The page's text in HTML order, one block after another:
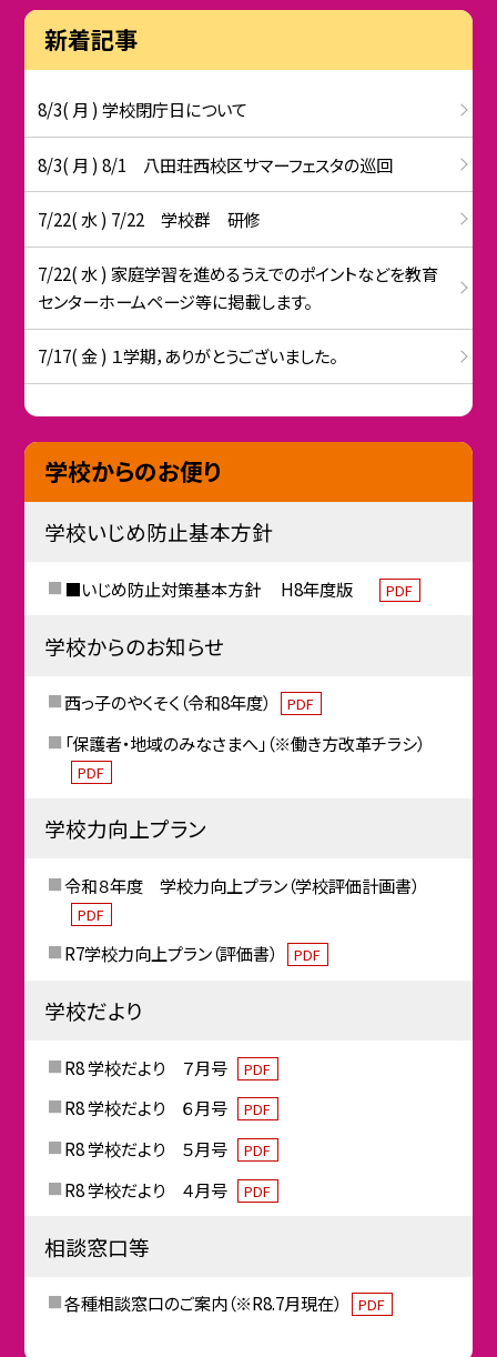
新着記事
8/3( 月 ) 学校閉庁日について
8/3( 月 ) 8/1 八田荘西校区サマーフェスタの巡回
7/22( 水 ) 7/22 学校群 研修
7/22( 水 ) 家庭学習を進めるうえでのポイントなどを教育
センターホームページ等に掲載します。
7/17( 金 ) １学期，ありがとうございました。
学校からのお便り
学校いじめ防止基本方針
■いじめ防止対策基本方針 H8年度版 PDF
学校からのお知らせ
西っ子のやくそく（令和8年度） PDF
「保護者・地域のみなさまへ」（※働き方改革チラシ）
PDF
学校力向上プラン
令和８年度 学校力向上プラン（学校評価計画書）
PDF
R7学校力向上プラン（評価書） PDF
学校だより
R8 学校だより ７月号 PDF
R8 学校だより ６月号 PDF
R8 学校だより ５月号 PDF
R8 学校だより ４月号 PDF
相談窓口等
各種相談窓口のご案内（※R8.7月現在） PDF